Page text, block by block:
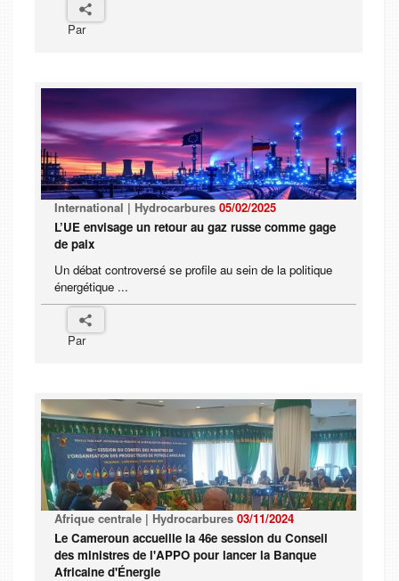
Par
International | Hydrocarbures 05/02/2025
L’UE envisage un retour au gaz russe comme gage
de paix
Un débat controversé se profile au sein de la politique
énergétique ...
Par
Afrique centrale | Hydrocarbures 03/11/2024
Le Cameroun accueille la 46e session du Conseil
des ministres de l'APPO pour lancer la Banque
Africaine d'Énergie